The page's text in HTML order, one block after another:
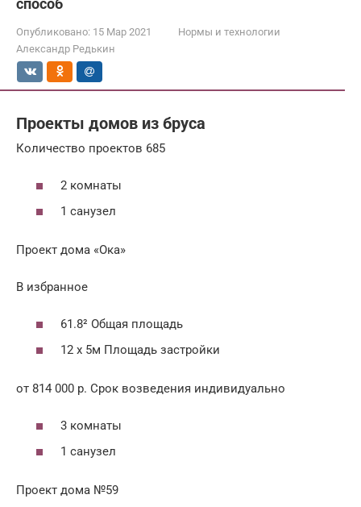
способ
Опубликовано: 15 Мар 2021
Нормы и технологии
Александр Редькин
Проекты домов из бруса
Количество проектов 685
2 комнаты
1 санузел
Проект дома «Ока»
В избранное
61.8² Общая площадь
12 x 5м Площадь застройки
от 814 000 р. Срок возведения индивидуально
3 комнаты
1 санузел
Проект дома №59